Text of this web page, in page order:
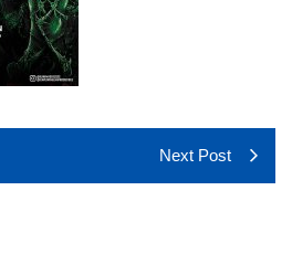
Next Post